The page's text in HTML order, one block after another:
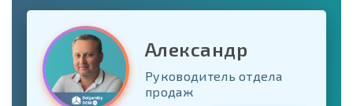
Александр
Руководитель отдела
продаж